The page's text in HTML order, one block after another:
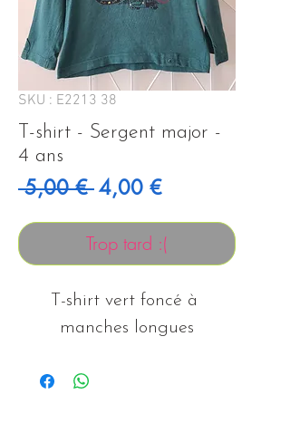
SKU : E2213 38
T-shirt - Sergent major -
4 ans
5,00 € Prix original
4,00 €Prix
Trop tard :(
T-shirt vert foncé à
manches longues